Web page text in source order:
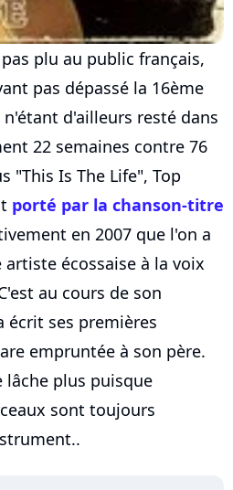
plu au public français,
pas dépassé la 16ème
d'ailleurs resté dans
22 semaines contre 76
"This Is The Life", Top
porté par la chanson-titre
en 2007 que l'on a
écossaise à la voix
au cours de son
écrit ses premières
empruntée à son père.
lâche plus puisque
sont toujours